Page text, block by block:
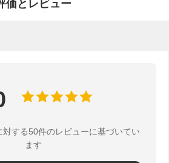
価とレビュー
対する50件のレビューに基づいてい
ます